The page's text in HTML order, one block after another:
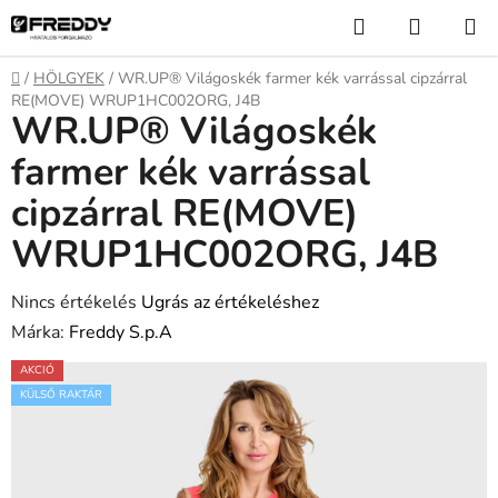
Ugrás
fő
tartalomhoz
KeresésKOSÁR
Kezdőlap
/ HÖLGYEK / WR.UP® Világoskék farmer kék varrással cipzárral
RE(MOVE) WRUP1HC002ORG, J4B
WR.UP® Világoskék
farmer kék varrással
cipzárral RE(MOVE)
WRUP1HC002ORG, J4B
A
termék
átlagos
értékelése
Nincs értékelés Ugrás az értékeléshez
Márka: Freddy S.p.A
AKCIÓ
KÜLSŐ RAKTÁR